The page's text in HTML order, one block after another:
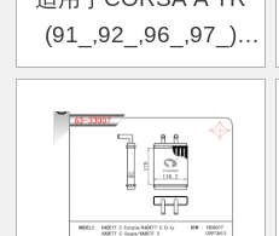
(91_,92_,96_,97_)
CORSA A Hatchback
(93_,94_,98_,99_)
CORSA A Box暖风